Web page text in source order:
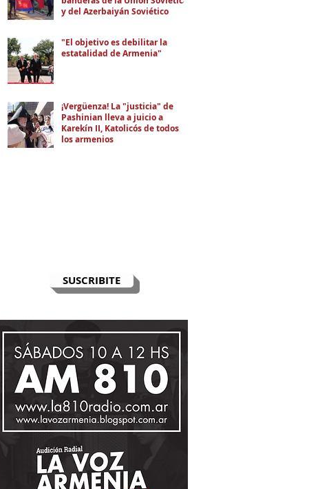
SUSCRIBITE
y del Azerbaiyán Soviético
"El objetivo es debilitar la
estatalidad de Armenia"
¡Vergüenza! La "justicia" de
Pashinian lleva a juicio a
Karekín II, Katolicós de todos
los armenios